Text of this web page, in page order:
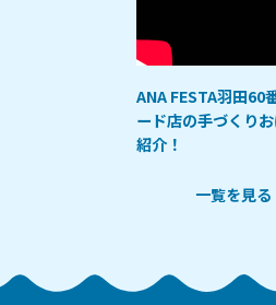
ANA FESTA羽田60
ード店の手づくり
紹介！
一覧を見る